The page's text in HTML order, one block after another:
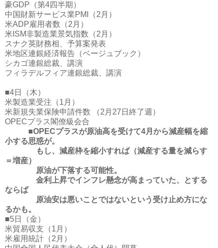
豪GDP（第4四半期）
中国財新サービス業PMI（2月）
米ADP雇用者数（2月）
米ISM非製造業景気指数（2月）
スナク英財務相、予算案発表
米地区連銀経済報告（ベージュブック）
シカゴ連銀総裁、講演
フィラデルフィア連銀総裁、講演
■4日（木）
米製造業受注（1月）
米新規失業保険申請件数 （2月27日終了週）
OPECプラス閣僚級会合
■OPECプラスが原油高を受けて4月から減産幅を縮
小する思惑が。
もし、減産枠を縮小すれば（減産する量を減らす
＝増産）
原油が下落する可能性。
金利上昇でインフレ懸念が高まっていた、とする
ならば
原油安は悪いことではないという受け止め方にな
るかも。
■5日（金）
米貿易収支（1月）
米雇用統計（2月）